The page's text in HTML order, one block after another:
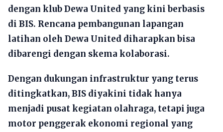
dengan klub Dewa United yang kini berbasis
di BIS. Rencana pembangunan lapangan
latihan oleh Dewa United diharapkan bisa
dibarengi dengan skema kolaborasi.
Dengan dukungan infrastruktur yang terus
ditingkatkan, BIS diyakini tidak hanya
menjadi pusat kegiatan olahraga, tetapi juga
motor penggerak ekonomi regional yang